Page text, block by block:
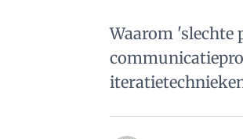
Waarom 'slechte